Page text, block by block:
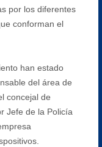
por los diferentes
conforman el
han estado
del área de
concejal de
Jefe de la Policía